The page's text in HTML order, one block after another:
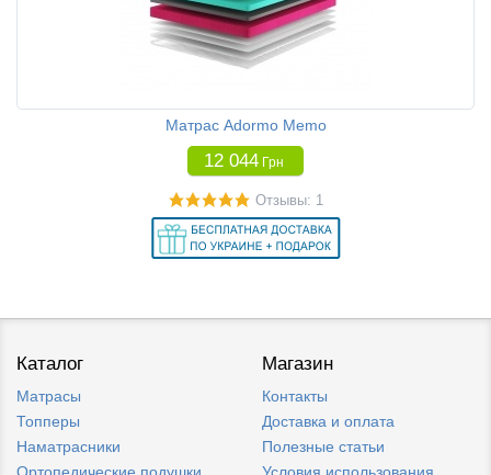
Матрас Adormo Memo
12 044 Грн
Отзывы: 1
Каталог
Матрасы
Топперы
Наматрасники
Магазин
Контакты
Доставка и оплата
Полезные статьи